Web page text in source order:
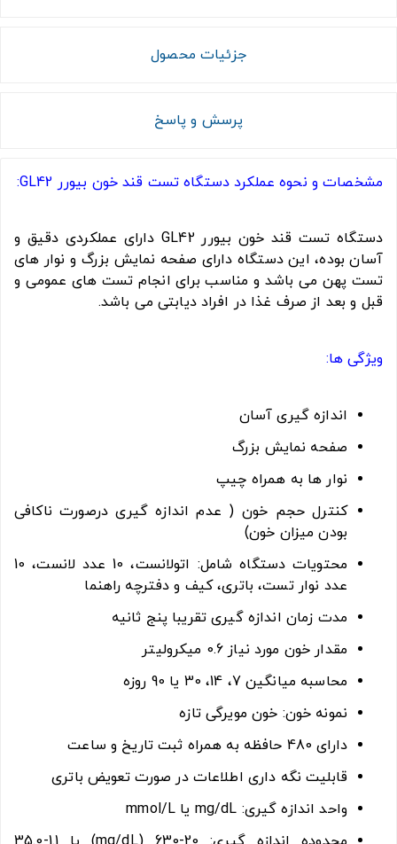
جزئیات محصول
پرسش و پاسخ
مشخصات و نحوه عملکرد دستگاه تست قند خون بیورر GL42:
دستگاه تست قند خون بیورر GL42 دارای عملکردی دقیق و
آسان بوده، این دستگاه دارای صفحه نمایش بزرگ و نوار های
تست پهن می باشد و مناسب برای انجام تست های عمومی و
قبل و بعد از صرف غذا در افراد دیابتی می باشد.
ویژگی ها:
اندازه گیری آسان
صفحه نمایش بزرگ
نوار ها به همراه چیپ
کنترل حجم خون ( عدم اندازه گیری درصورت ناکافی
بودن میزان خون)
محتویات دستگاه شامل: اتولانست، 10 عدد لانست، 10
عدد نوار تست، باتری، کیف و دفترچه راهنما
مدت زمان اندازه گیری تقریبا پنج ثانیه
مقدار خون مورد نیاز 0.6 میکرولیتر
محاسبه میانگین 7، 14، 30 یا 90 روزه
نمونه خون: خون مویرگی تازه
دارای 480 حافظه به همراه ثبت تاریخ و ساعت
قابلیت نگه داری اطلاعات در صورت تعویض باتری
واحد اندازه گیری: mg/dL یا mmol/L